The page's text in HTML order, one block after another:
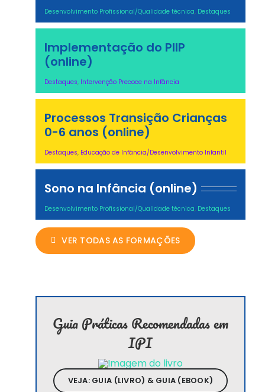
Desenvolvimento Profissional/Qualidade técnica, Destaques
Implementação do PIIP
(online)
Destaques, Intervenção Precoce na Infância
Processos Transição Crianças
0-6 anos (online)
Destaques, Educação de Infância/Desenvolvimento Infantil
Sono na Infância (online)
Desenvolvimento Profissional/Qualidade técnica, Destaques
VER TODAS AS FORMAÇÕES
Guia Práticas Recomendadas em
IPI
VEJA: GUIA (LIVRO) & GUIA (EBOOK)